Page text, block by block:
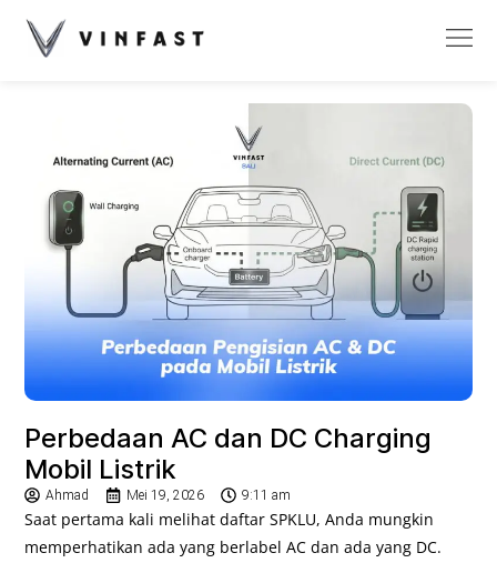
Perbedaan AC dan DC Charging
Mobil Listrik
Ahmad Mei 19, 2026 9:11 am
Saat pertama kali melihat daftar SPKLU, Anda mungkin
memperhatikan ada yang berlabel AC dan ada yang DC.